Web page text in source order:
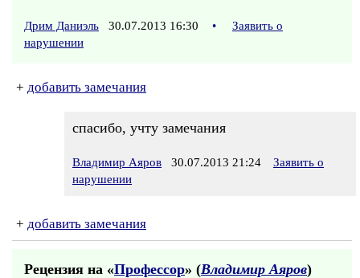
Дрим Даниэль 30.07.2013 16:30 •
Заявить о
нарушении
+ добавить замечания
спасибо, учту замечания
Владимир Аяров 30.07.2013 21:24
Заявить о
нарушении
+ добавить замечания
Рецензия на «Профессор» (Владимир Аяров)